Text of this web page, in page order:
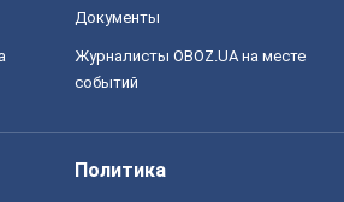
Документы
Журналисты OBOZ.UA на месте
событий
Политика